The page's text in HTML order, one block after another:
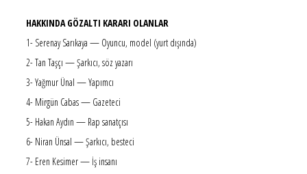
HAKKINDA GÖZALTI KARARI OLANLAR
1- Serenay Sarıkaya — Oyuncu, model (yurt dışında)
2- Tan Taşçı — Şarkıcı, söz yazarı
3- Yağmur Ünal — Yapımcı
4- Mirgün Cabas — Gazeteci
5- Hakan Aydın — Rap sanatçısı
6- Niran Ünsal — Şarkıcı, besteci
7- Eren Kesimer — İş insanı